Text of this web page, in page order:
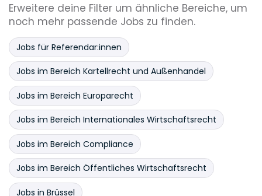
Erweitere deine Filter um ähnliche Bereiche, um
noch mehr passende Jobs zu finden.
Jobs für Referendar:innen
Jobs im Bereich Kartellrecht und Außenhandel
Jobs im Bereich Europarecht
Jobs im Bereich Internationales Wirtschaftsrecht
Jobs im Bereich Compliance
Jobs im Bereich Öffentliches Wirtschaftsrecht
Jobs in Brüssel